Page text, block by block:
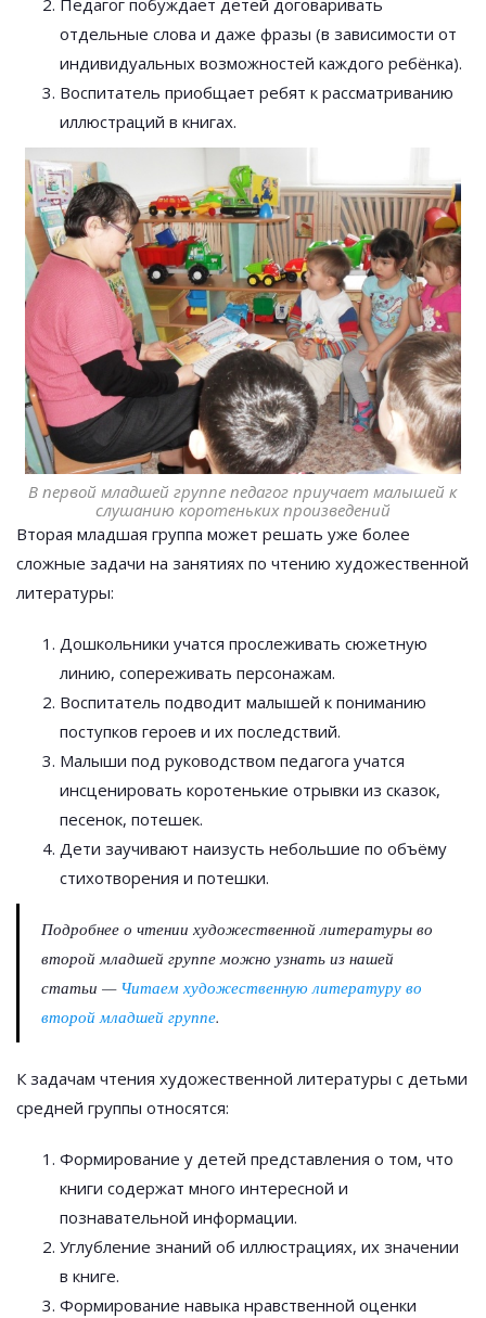
Педагог побуждает детей договаривать
отдельные слова и даже фразы (в зависимости от
индивидуальных возможностей каждого ребёнка).
Воспитатель приобщает ребят к рассматриванию
иллюстраций в книгах.
В первой младшей группе педагог приучает малышей к
слушанию коротеньких произведений
Вторая младшая группа может решать уже более
сложные задачи на занятиях по чтению художественной
литературы:
Дошкольники учатся прослеживать сюжетную
линию, сопереживать персонажам.
Воспитатель подводит малышей к пониманию
поступков героев и их последствий.
Малыши под руководством педагога учатся
инсценировать коротенькие отрывки из сказок,
песенок, потешек.
Дети заучивают наизусть небольшие по объёму
стихотворения и потешки.
Подробнее о чтении художественной литературы во
второй младшей группе можно узнать из нашей
статьи — Читаем художественную литературу во
второй младшей группе.
К задачам чтения художественной литературы с детьми
средней группы относятся:
Формирование у детей представления о том, что
книги содержат много интересной и
познавательной информации.
Углубление знаний об иллюстрациях, их значении
в книге.
Формирование навыка нравственной оценки